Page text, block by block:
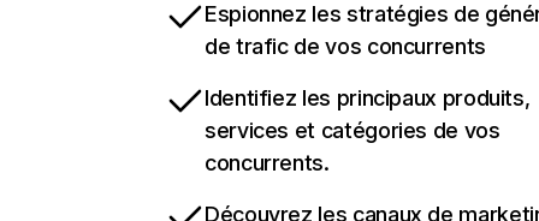
Espionnez les stratégies de
de trafic de vos concurrents
Identifiez les principaux produits,
services et catégories de vos
concurrents.
Découvrez les canaux de